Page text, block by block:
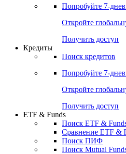
Попробуйте 7-
Откройте
Получить доступ
Кредиты
Поиск кредитов
Попробуйте 7-
Откройте
Получить доступ
ETF & Funds
Поиск ETF &
Сравнение ETF &
Поиск ПИФ
Поиск Mutual